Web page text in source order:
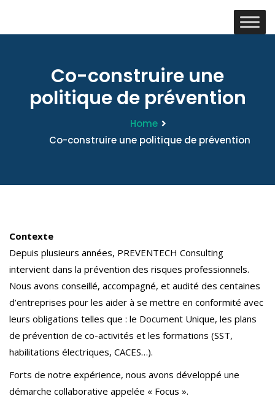
Co-construire une
politique de prévention
Home
Co-construire une politique de prévention
Contexte
Depuis plusieurs années, PREVENTECH Consulting
intervient dans la prévention des risques professionnels.
Nous avons conseillé, accompagné, et audité des centaines
d’entreprises pour les aider à se mettre en conformité avec
leurs obligations telles que : le Document Unique, les plans
de prévention de co-activités et les formations (SST,
habilitations électriques, CACES…).
Forts de notre expérience, nous avons développé une
démarche collaborative appelée « Focus ».